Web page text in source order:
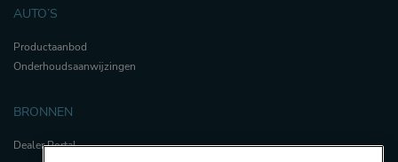
AUTO’S
Productaanbod
Onderhoudsaanwijzingen
BRONNEN
Dealer Portal